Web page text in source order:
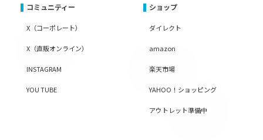
コミュニティー
X（コーポレート）
X（直販オンライン）
INSTAGRAM
YOU TUBE
ショップ
ダイレクト
amazon
楽天市場
YAHOO！ショッピング
アウトレット準備中